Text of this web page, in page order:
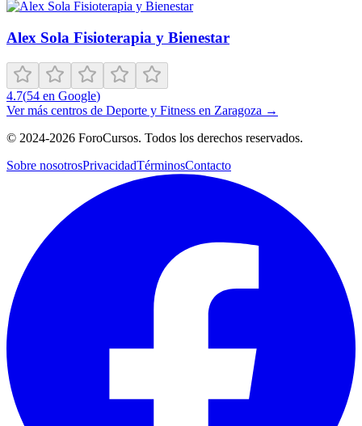
Alex Sola Fisioterapia y Bienestar
4.7(54 en Google)
Ver más centros de Deporte y Fitness en Zaragoza →
© 2024-2026 ForoCursos. Todos los derechos reservados.
Sobre nosotrosPrivacidadTérminosContacto